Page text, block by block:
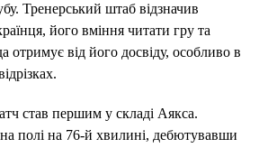
Тренерський штаб відзначив
його вміння читати гру та
отримує від його досвіду, особливо в
став першим у складі Аякса.
на полі на 76-й хвилині, дебютувавши